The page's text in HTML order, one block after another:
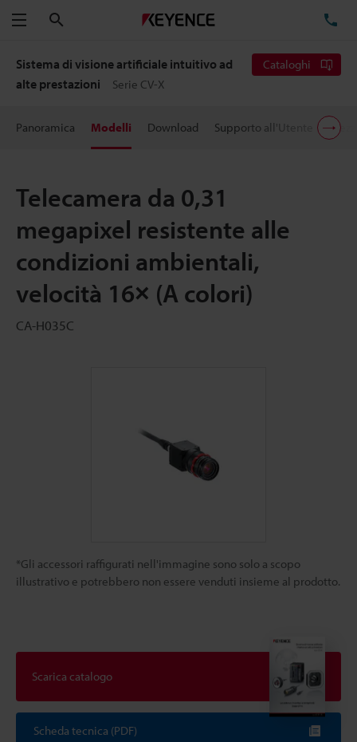
Menu
Sistema di visione artificiale intuitivo ad
alte prestazioni
Serie CV-X
Cataloghi
Panoramica Modelli Download Supporto all'Utente
Telecamera da 0,31
megapixel resistente alle
condizioni ambientali,
velocità 16× (A colori)
CA-H035C
*Gli accessori raffigurati nell'immagine sono solo a scopo
illustrativo e potrebbero non essere venduti insieme al prodotto.
Scarica catalogo
Scheda tecnica (PDF)